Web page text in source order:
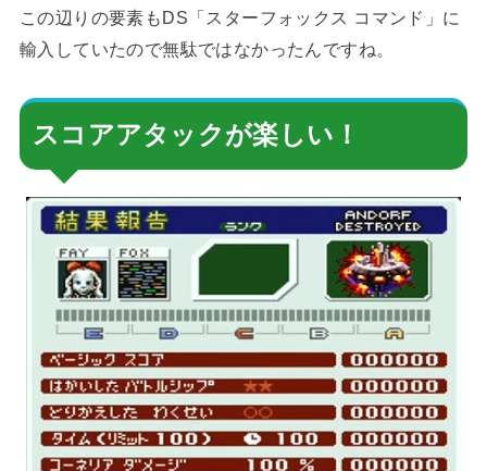
この辺りの要素もDS「スターフォックス コマンド」に
輸入していたので無駄ではなかったんですね。
スコアアタックが楽しい！